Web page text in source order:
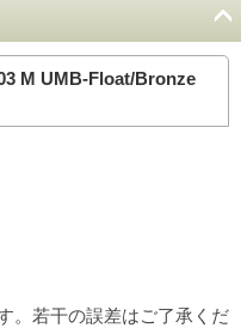
M UMB-Float/Bronze
。若干の誤差はご了承くだ